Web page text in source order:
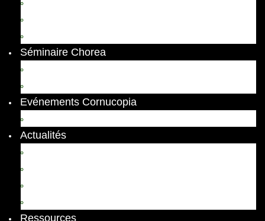
Séminaire Chorea
Evénements Cornucopia
Actualités
Ressources